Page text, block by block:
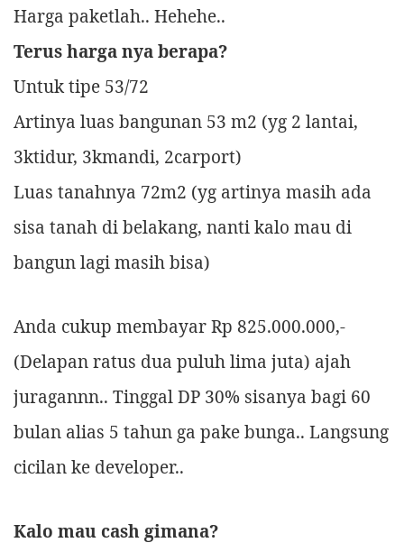
Harga paketlah.. Hehehe..
Terus harga nya berapa?
Untuk tipe 53/72
Artinya luas bangunan 53 m2 (yg 2 lantai,
3ktidur, 3kmandi, 2carport)
Luas tanahnya 72m2 (yg artinya masih ada
sisa tanah di belakang, nanti kalo mau di
bangun lagi masih bisa)
Anda cukup membayar Rp 825.000.000,-
(Delapan ratus dua puluh lima juta) ajah
juragannn.. Tinggal DP 30% sisanya bagi 60
bulan alias 5 tahun ga pake bunga.. Langsung
cicilan ke developer..
Kalo mau cash gimana?